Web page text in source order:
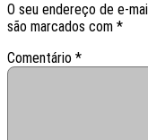
O seu endereço de e-
são marcados com *
Comentário *